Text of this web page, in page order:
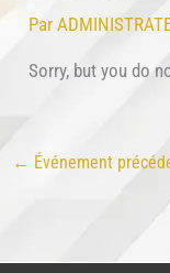
Par
Sorry, but you do
← Événement